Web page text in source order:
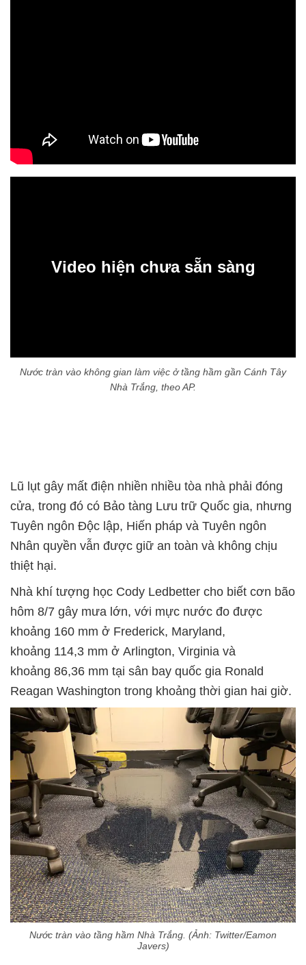
Video hiện chưa sẵn sàng
Nước tràn vào không gian làm việc ở tầng hầm gần Cánh Tây
Nhà Trắng, theo AP.
Lũ lụt gây mất điện nhiền nhiều tòa nhà phải đóng
cửa, trong đó có Bảo tàng Lưu trữ Quốc gia, nhưng
Tuyên ngôn Độc lập, Hiến pháp và Tuyên ngôn
Nhân quyền vẫn được giữ an toàn và không chịu
thiệt hại.
Nhà khí tượng học Cody Ledbetter cho biết cơn bão
hôm 8/7 gây mưa lớn, với mực nước đo được
khoảng 160 mm ở Frederick, Maryland,
khoảng 114,3 mm ở Arlington, Virginia và
khoảng 86,36 mm tại sân bay quốc gia Ronald
Reagan Washington trong khoảng thời gian hai giờ.
Nước tràn vào tầng hầm Nhà Trắng. (Ảnh: Twitter/Eamon
Javers)